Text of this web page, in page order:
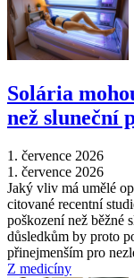
Solária
než sluneční
1. července 2026
1. července 2026
Jaký vliv má umělé
citované recentní
poškození než běžné
důsledkům by proto
přinejmenším pro
Z medicíny